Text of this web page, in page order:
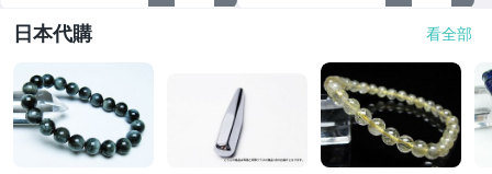
日本代購 看全部